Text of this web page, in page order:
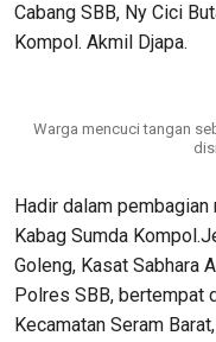
Cabang SBB, Ny Cici
Kompol. Akmil Djapa.
Warga mencuci tangan
Hadir dalam
Kabag Sumda
Goleng, Kasat Sabhara
Polres SBB, bertempat
Kecamatan Seram